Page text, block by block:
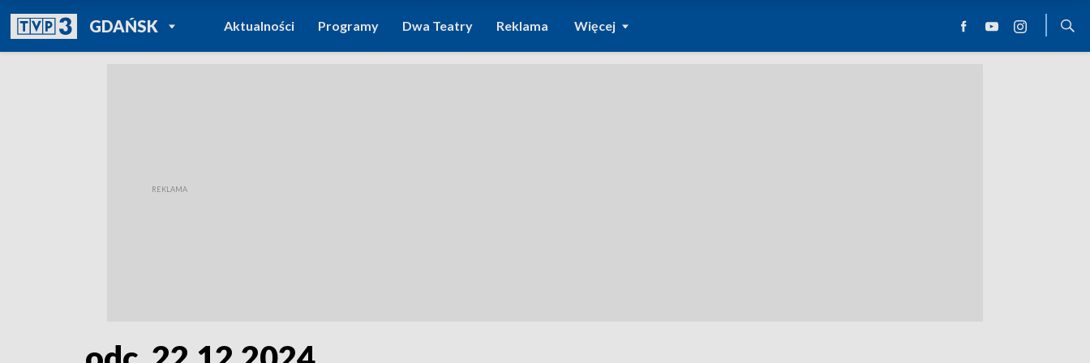
GDAŃSKPOWRÓT DO
TVP REGIONY
Aktualności Programy Dwa Teatry Reklama Więcej